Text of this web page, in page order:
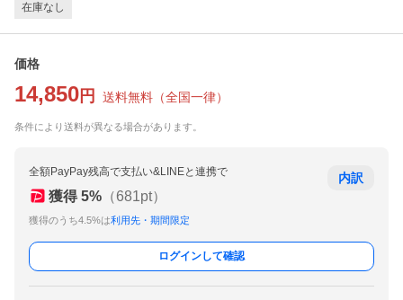
在庫なし
価格
14,850 円 送料無料 （全国一律）
条件により送料が異なる場合があります。
全額PayPay残高で支払い&LINEと連携で
獲得 5% （681pt）
獲得のうち4.5%は利用先・期間限定
内訳
ログインして確認